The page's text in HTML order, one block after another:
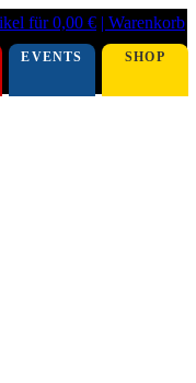
für 0,00 € | Warenkorb
EVENTS SHOP